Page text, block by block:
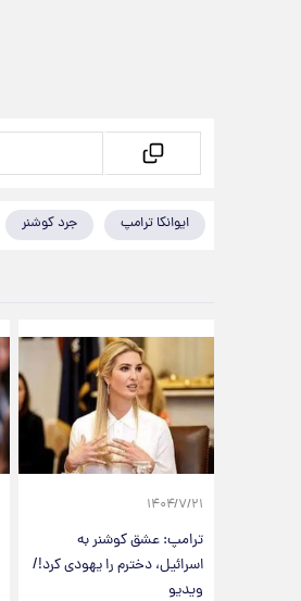
ایوانکا ترامپ جرد کوشنر
۱۴۰۴/۷/۲۱
ترامپ: عشق کوشنر به
اسرائیل، دخترم را یهودی کرد!/
ویدیو